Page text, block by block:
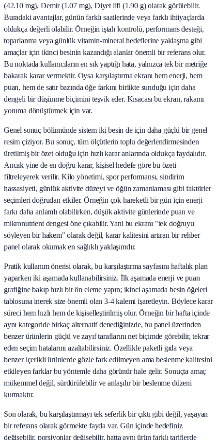
(42.10 mg), Demir (1.07 mg), Diyet lifi (1.90 g) olarak görülebilir.
Buradaki avantajlar, günün farklı saatlerinde veya farklı ihtiyaçlarda
oldukça değerli olabilir. Örneğin iştah kontrolü, performans desteği,
toparlanma veya günlük vitamin-mineral hedeflerine yaklaşma gibi
amaçlar için ikinci besinin kazandığı alanlar önemli bir referans olur.
Bu noktada kullanıcıların en sık yaptığı hata, yalnızca tek bir metriğe
bakarak karar vermektir. Oysa karşılaştırma ekranı hem enerji, hem
puan, hem de satır bazında öğe farkını birlikte sunduğu için daha
dengeli bir düşünme biçimini teşvik eder. Kısacası bu ekran, rakamı
yoruma dönüştürmek için var.
Genel sonuç bölümünde sistem iki besin de için daha güçlü bir genel
resim çiziyor. Bu sonuç, tüm ölçütlerin toplu değerlendirmesinden
üretilmiş bir özet olduğu için hızlı karar anlarında oldukça faydalıdır.
Ancak yine de en doğru karar, kişisel hedefe göre bu özeti
filtreleyerek verilir. Kilo yönetimi, spor performansı, sindirim
hassasiyeti, günlük aktivite düzeyi ve öğün zamanlaması gibi faktörler
seçimleri doğrudan etkiler. Örneğin çok hareketli bir gün için enerji
farkı daha anlamlı olabilirken, düşük aktivite günlerinde puan ve
mikronutrient dengesi öne çıkabilir. Yani bu ekranı "tek doğruyu
söyleyen bir hakem" olarak değil, karar kalitesini artıran bir rehber
panel olarak okumak en sağlıklı yaklaşımdır.
Pratik kullanım önerisi olarak, bu karşılaştırma sayfasını haftalık plan
yaparken iki aşamada kullanabilirsiniz. İlk aşamada enerji ve puan
grafiğine bakıp hızlı bir ön eleme yapın; ikinci aşamada besin öğeleri
tablosuna inerek size önemli olan 3-4 kalemi işaretleyin. Böylece karar
süreci hem hızlı hem de kişiselleştirilmiş olur. Örneğin bir hafta içinde
aynı kategoride birkaç alternatif denediğinizde, bu panel üzerinden
benzer ürünlerin güçlü ve zayıf taraflarını net biçimde görebilir, tekrar
eden seçim hatalarını azaltabilirsiniz. Özellikle paketli gıda veya
benzer içerikli ürünlerde gözle fark edilmeyen ama beslenme kalitesini
etkileyen farklar bu yöntemle daha görünür hale gelir. Sonuçta amaç
mükemmel değil, sürdürülebilir ve anlaşılır bir beslenme düzeni
kurmaktır.
Son olarak, bu karşılaştırmayı tek seferlik bir çıktı gibi değil, yaşayan
bir referans olarak görmekte fayda var. Gün içinde hedefiniz
değişebilir, porsiyonlar değişebilir, hatta aynı ürün farklı tariflerde